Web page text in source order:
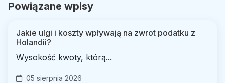
Powiązane wpisy
Jakie ulgi i koszty wpływają na zwrot podatku z
Holandii?
Wysokość kwoty, którą...
05 sierpnia 2026